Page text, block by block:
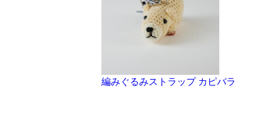
編みぐるみストラップ カピバラ